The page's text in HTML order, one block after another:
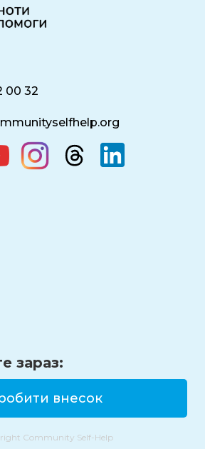
00 32
зараз:
внесок
Community Self-Help